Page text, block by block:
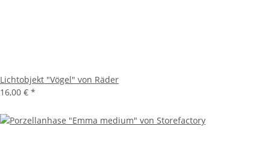
Lichtobjekt "Vögel" von Räder
16,00 € *